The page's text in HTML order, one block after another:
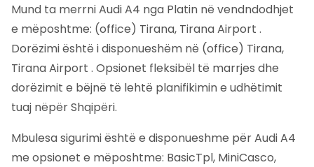
Mund ta merrni Audi A4 nga Platin në vendndodhjet
e mëposhtme: (office) Tirana, Tirana Airport .
Dorëzimi është i disponueshëm në (office) Tirana,
Tirana Airport . Opsionet fleksibël të marrjes dhe
dorëzimit e bëjnë të lehtë planifikimin e udhëtimit
tuaj nëpër Shqipëri.
Mbulesa sigurimi është e disponueshme për Audi A4
me opsionet e mëposhtme: BasicTpl, MiniCasco,